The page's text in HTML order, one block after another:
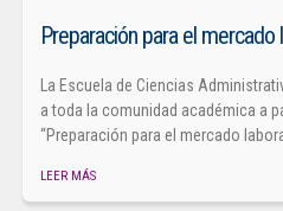
Preparación para el
La Escuela de Ciencias
a toda la comunidad académica a
“Preparación para el mercado
LEER MÁS